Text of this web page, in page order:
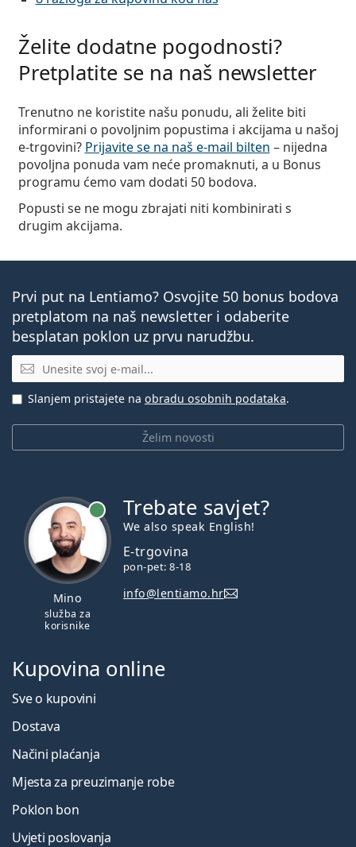
Persol
Prada
Sve marke sunčanih naočala
Želite dodatne pogodnosti?
Pretplatite se na naš newsletter
Trenutno ne koristite našu ponudu, ali želite biti
informirani o povoljnim popustima i akcijama u našoj
e-trgovini? Prijavite se na naš e-mail bilten – nijedna
povoljna ponuda vam neće promaknuti, a u Bonus
programu ćemo vam dodati 50 bodova.
Popusti se ne mogu zbrajati niti kombinirati s
drugim akcijama.
Prvi put na Lentiamo? Osvojite 50 bonus bodova
pretplatom na naš newsletter i odaberite
besplatan poklon uz prvu narudžbu.
E-mail
Želim novosti
Slanjem pristajete na obradu osobnih podataka.
Mino
služba za
korisnike
Trebate savjet?
We also speak English!
E-trgovina
pon-pet: 8-18
info@lentiamo.hr
Kupovina online
Sve o kupovini
Dostava
Načini plaćanja
Mjesta za preuzimanje robe
Poklon bon
Uvjeti poslovanja